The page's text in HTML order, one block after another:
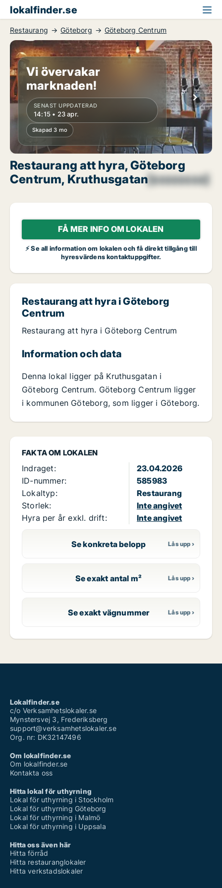
lokalfinder.se
Restaurang Göteborg Göteborg Centrum
Vi övervakar
marknaden!
SENAST UPPDATERAD
14:15 • 23 apr.
Skapad 3 mo
Restaurang att hyra, Göteborg
Centrum, Kruthusgatan[xxxxxxxx]
FÅ MER INFO OM LOKALEN
⚡ Se all information om lokalen och få direkt tillgång till
hyresvärdens kontaktuppgifter.
FAKTA OM LOKALEN
Indraget:
23.04.2026
ID-nummer:
585983
Lokaltyp:
Restaurang
Storlek:
Inte angivet
Hyra per år exkl. drift:
Inte angivet
Se konkreta belopp
Se exakt antal m²
Se exakt vägnummer
Restaurang att hyra i Göteborg
Centrum
Restaurang att hyra i Göteborg Centrum
Information och data
Denna lokal ligger på Kruthusgatan i
Göteborg Centrum. Göteborg Centrum ligger
i kommunen Göteborg, som ligger i Göteborg.
Lokalfinder.se
c/o Verksamhetslokaler.se
Mynstersvej 3, Frederiksberg
support@verksamhetslokaler.se
Org. nr: DK32147496
Om lokalfinder.se
Om lokalfinder.se
Kontakta oss
Hitta lokal för uthyrning
Lokal för uthyrning i Stockholm
Lokal för uthyrning Göteborg
Lokal för uthyrning i Malmö
Lokal för uthyrning i Uppsala
Hitta oss även här
Hitta förråd
Hitta restauranglokaler
Hitta verkstadslokaler